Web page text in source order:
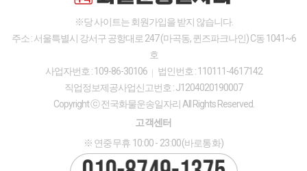
습니다.
이용자는 개인정보의 열람 등 청구를 아래의 부서
에 할 수 있습니다. 이용자의 개인정보 열람 등 청구
업무가 신속하게 처리되도록 노력하겠습니다.
<개인정보 열람 관련 문의>
개인정보 열람 관련 문의 내용표
담당부서
고객센터
010-8749-1375
이메일
{{4}}
※당 사이트는 회원가입을 받지 않습니다.
주소 : 서울특별시 강서구 공항대로 247 (마곡동, 퀸즈파크나인) C동 1041~6
호
사업자번호 : 109-86-30106
법인번호 : 110111-4617142
직업정보제공사업신고번호 : J1204020190007
Copyright ⓒ 전국화물운송일자리 All Rights Reserved.
고객센터
※ 연중무휴 10:00 - 23:00(바로통화)